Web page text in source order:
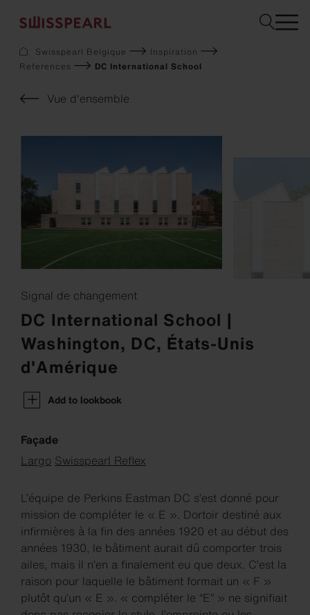
Services
Entreprise
Inspiration
Sustainability
Demandez un échantillon
Façade
Construction
Swisspearl Belgique
Inspiration
References
DC International School
Vue d'ensemble
Signal de changement
DC International School |
Washington, DC, États-Unis
d'Amérique
Add to lookbook
Façade
Largo Swisspearl Reflex
L’équipe de Perkins Eastman DC s’est donné pour
mission de compléter le « E ». Dortoir destiné aux
infirmières à la fin des années 1920 et au début des
années 1930, le bâtiment aurait dû comporter trois
ailes, mais il n’en a finalement eu que deux. C’est la
raison pour laquelle le bâtiment formait un « F »
plutôt qu’un « E ». « compléter le “E” » ne signifiait